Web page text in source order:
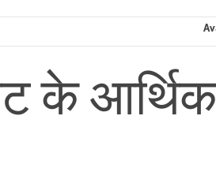
के